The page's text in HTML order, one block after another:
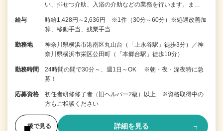
い、排せつ介助、入浴の介助などの業務を行います。ま…
給与
時給1,428円～2,636円 ※1件（30分～60分）※処遇改善加
算、移動手当、残業手当…
勤務地
神奈川県横浜市港南区丸山台（「上永谷駅」徒歩3分）／神
奈川県横浜市栄区公田町（「本郷台駅」徒歩10分）
勤務時間
24時間の間で30分～、週1日～OK ※朝・夜・深夜特に急
募！
応募資格
初任者研修修了者（旧ヘルパー2級）以上 ※資格取得中の
方もご相談ください
後で見る 詳細を見る